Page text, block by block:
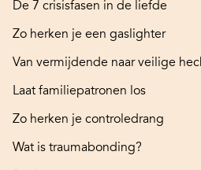
De 7 crisisfasen in de liefde
Zo herken je een gaslighter
Van vermijdende naar veilige
Laat familiepatronen los
Zo herken je controledrang
Wat is traumabonding?